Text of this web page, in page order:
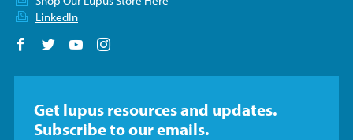
LinkedIn
Follow us on Facebook
Follow us on Twitter
Follow us on YouTube
Get lupus resources and updates.
Subscribe to our emails.